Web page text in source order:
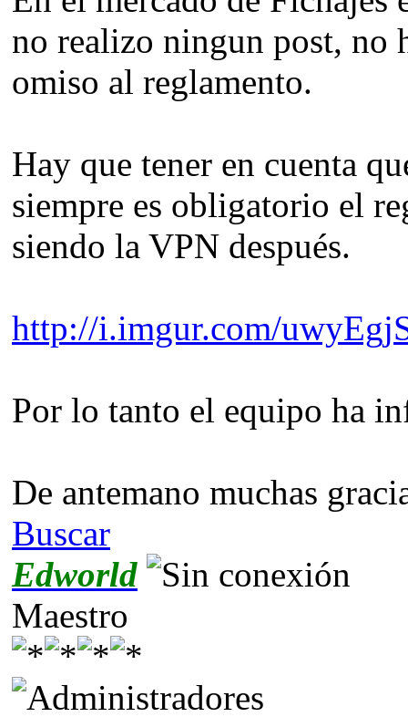
no realizo ningun post, no
omiso al reglamento.
Hay que tener en cuenta
siempre es obligatorio el
siendo la VPN después.
http://i.imgur.com/
Por lo tanto el equipo ha
De antemano muchas
Buscar
Edworld
Maestro